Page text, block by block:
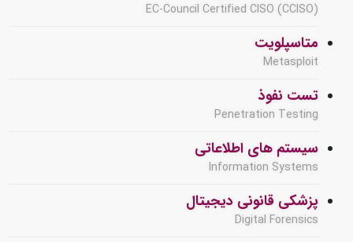
EC-Council Certified CISO (CCISO)
متاسپلویت
Metasploit
تست نفوذ
Penetration Testing
سیستم های اطلاعاتی
Information Systems
پزشکی قانونی دیجیتال
Digital Forensics